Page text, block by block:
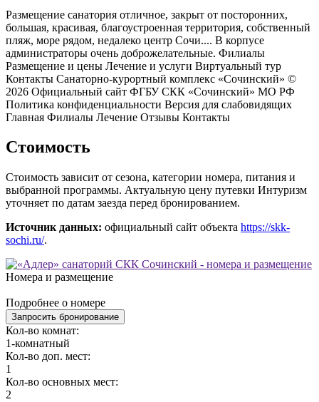
Размещение санатория отличное, закрыт от посторонних,
большая, красивая, благоустроенная территория, собственный
пляж, море рядом, недалеко центр Сочи.... В корпусе
администраторы очень доброжелательные. Филиалы
Размещение и цены Лечение и услуги Виртуальный тур
Контакты Санаторно-курортный комплекс «Сочинский» ©
2026 Официальный сайт ФГБУ СКК «Сочинский» МО РФ
Политика конфиденциальности Версия для слабовидящих
Главная Филиалы Лечение Отзывы Контакты
Стоимость
Стоимость зависит от сезона, категории номера, питания и
выбранной программы. Актуальную цену путевки Интуризм
уточняет по датам заезда перед бронированием.
Источник данных: официальный сайт объекта https://skk-
sochi.ru/.
Номера и размещение
Подробнее о номере
Запросить бронирование
Кол-во комнат:
1-комнатный
Кол-во доп. мест:
1
Кол-во основных мест:
2